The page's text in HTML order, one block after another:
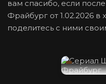
вам спасибо, если
Фрайбург от 1.02.2026
поделитесь с ними